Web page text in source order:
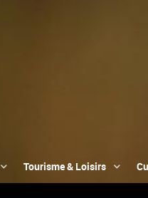
Tourisme & Loisirs